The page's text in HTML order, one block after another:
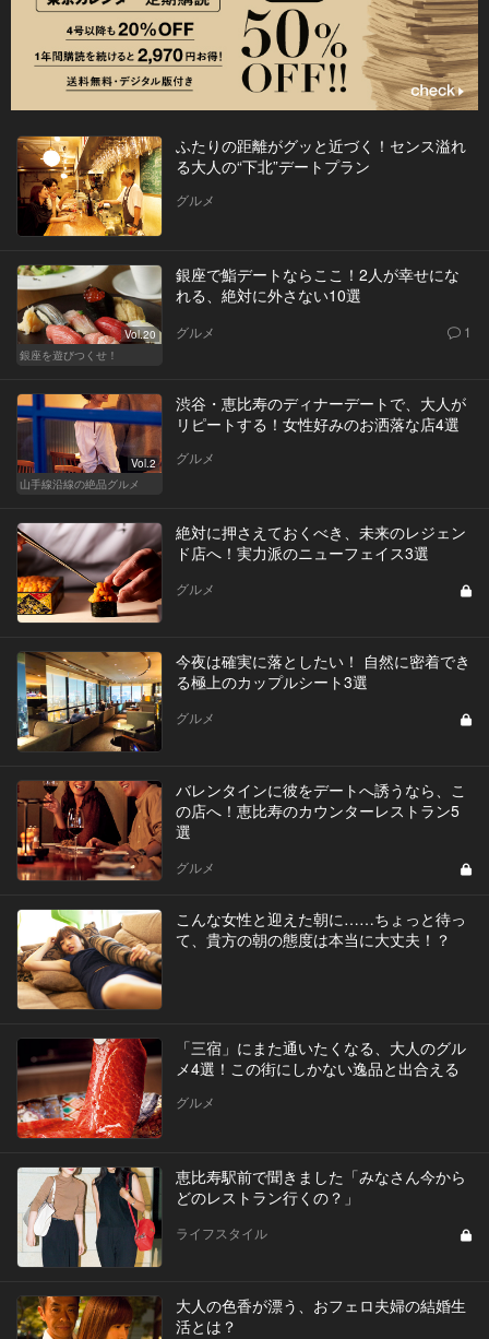
ふたりの距離がグッと近づく！センス溢れ
る大人の“下北”デートプラン
グルメ
Vol.20
銀座を遊びつくせ！
銀座で鮨デートならここ！2人が幸せにな
れる、絶対に外さない10選
グルメ 1
Vol.2
山手線沿線の絶品グルメ
渋谷・恵比寿のディナーデートで、大人が
リピートする！女性好みのお洒落な店4選
グルメ
絶対に押さえておくべき、未来のレジェン
ド店へ！実力派のニューフェイス3選
グルメ
今夜は確実に落としたい！ 自然に密着でき
る極上のカップルシート3選
グルメ
バレンタインに彼をデートへ誘うなら、こ
の店へ！恵比寿のカウンターレストラン5
選
グルメ
こんな女性と迎えた朝に……ちょっと待っ
て、貴方の朝の態度は本当に大丈夫！？
「三宿」にまた通いたくなる、大人のグル
メ4選！この街にしかない逸品と出合える
グルメ
恵比寿駅前で聞きました「みなさん今から
どのレストラン行くの？」
ライフスタイル
大人の色香が漂う、おフェロ夫婦の結婚生
活とは？